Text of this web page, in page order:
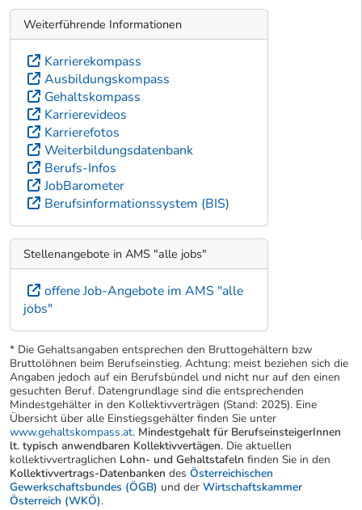
Weiterführende Informationen
Karrierekompass
Ausbildungskompass
Gehaltskompass
Karrierevideos
Karrierefotos
Weiterbildungsdatenbank
Berufs-Infos
JobBarometer
Berufsinformationssystem (BIS)
Stellenangebote in AMS "alle jobs"
offene Job-Angebote im AMS "alle
jobs"
* Die Gehaltsangaben entsprechen den Bruttogehältern bzw
Bruttolöhnen beim Berufseinstieg. Achtung: meist beziehen sich die
Angaben jedoch auf ein Berufsbündel und nicht nur auf den einen
gesuchten Beruf. Datengrundlage sind die entsprechenden
Mindestgehälter in den Kollektivverträgen (Stand: 2025). Eine
Übersicht über alle Einstiegsgehälter finden Sie unter
www.gehaltskompass.at. Mindestgehalt für BerufseinsteigerInnen
lt. typisch anwendbaren Kollektivvertägen. Die aktuellen
kollektivvertraglichen Lohn- und Gehaltstafeln finden Sie in den
Kollektivvertrags-Datenbanken des Österreichischen
Gewerkschaftsbundes (ÖGB) und der Wirtschaftskammer
Österreich (WKÖ).